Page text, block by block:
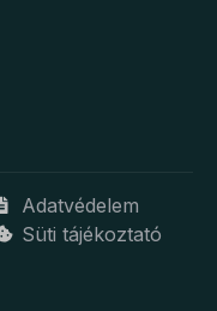
Adatvédelem
Süti tájékoztató